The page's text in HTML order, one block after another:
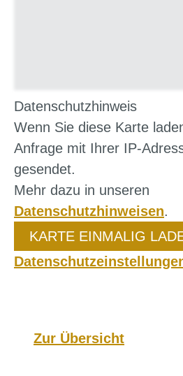
Datenschutzhinweis
Wenn Sie diese Karte
Anfrage mit Ihrer IP-
gesendet.
Mehr dazu in unseren
Datenschutzhinweisen.
KARTE EINMALIG
Zur Übersicht